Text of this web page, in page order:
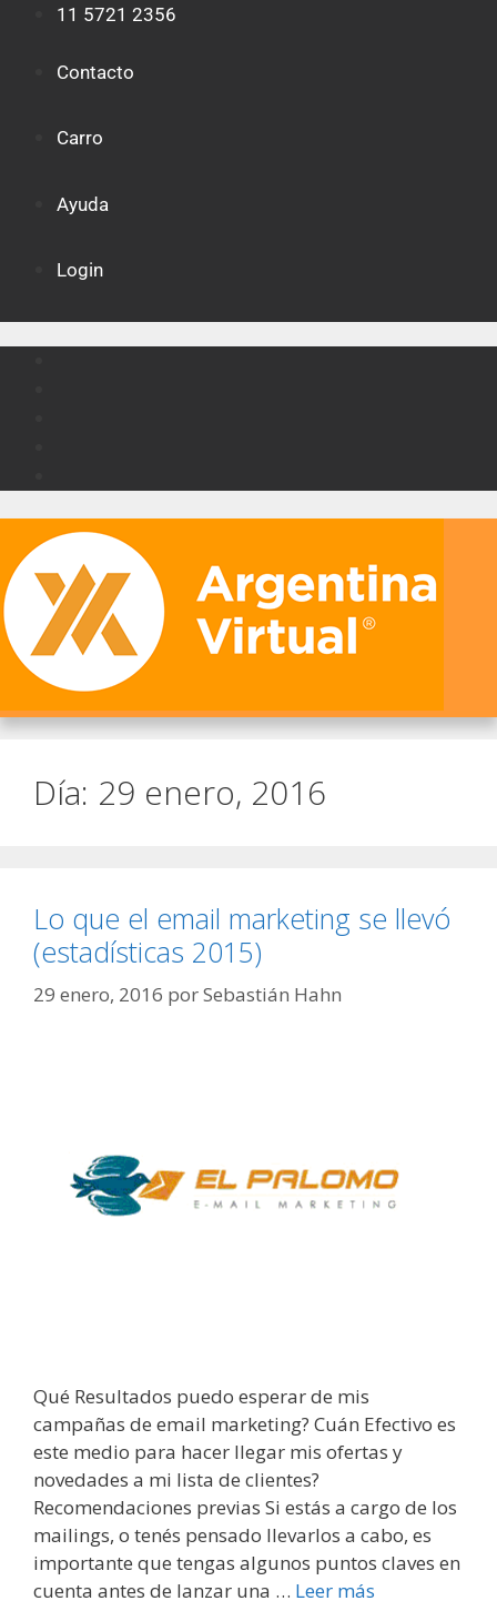
contenido
11 5721 2356
Contacto
Carro
Ayuda
Login
Día: 29 enero, 2016
Lo que el email marketing se llevó
(estadísticas 2015)
29 enero, 2016 porSebastián Hahn
Qué Resultados puedo esperar de mis
campañas de email marketing? Cuán Efectivo es
este medio para hacer llegar mis ofertas y
novedades a mi lista de clientes?
Recomendaciones previas Si estás a cargo de los
mailings, o tenés pensado llevarlos a cabo, es
importante que tengas algunos puntos claves en
cuenta antes de lanzar una … Leer más